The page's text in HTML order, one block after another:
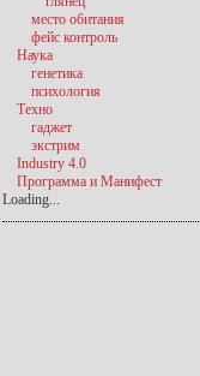
место обитания
фейс контроль
Наука
генетика
психология
Техно
гаджет
экстрим
Industry 4.0
Программа и Манифест
Loading...